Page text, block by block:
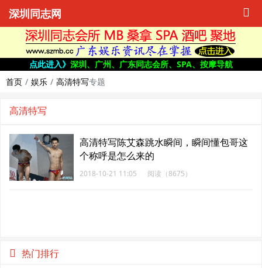
深圳同志网
点此进入》 深圳、广州、广东同志会所、SPA、按摩导航
首页
娱乐 高清特写专题
高清特写
高清特写陈艾森跳水瞬间，瞬间懂包哥这
个称呼是怎么来的
2018-10-21 11:05 阅读（8675）
热门排行